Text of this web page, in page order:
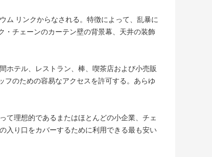
ム リンクからなされる。特徴によって、乱暴に
・チェーンのカーテン壁の背景幕、天井の装飾
ホテル、レストラン、棒、喫茶店および小売販
のための容易なアクセスを許可する。あらゆ
て理想的であるまたはほとんどの小企業、チェ
入り口をカバーするために利用できる最も安い